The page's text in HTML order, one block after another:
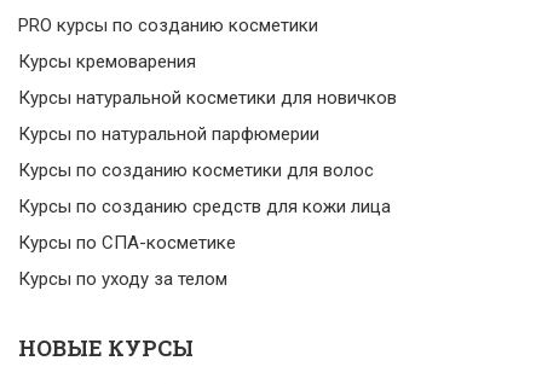
PRO курсы по созданию косметики
Курсы кремоварения
Курсы натуральной косметики для новичков
Курсы по натуральной парфюмерии
Курсы по созданию косметики для волос
Курсы по созданию средств для кожи лица
Курсы по СПА-косметике
Курсы по уходу за телом
НОВЫЕ КУРСЫ